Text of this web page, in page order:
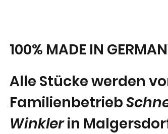
100% MADE IN
Alle Stücke werden
Familienbetrieb
Winklerin